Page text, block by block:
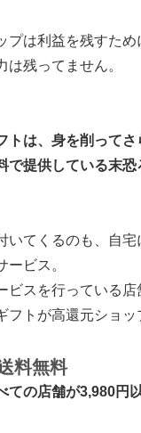
プは利益を残すため
は残ってません。
トは、身を削って
で提供している末恐
いてくるのも、自
ービス。
ビスを行っている
フトが高還元ショッ
料無料
ての店舗が3,980円